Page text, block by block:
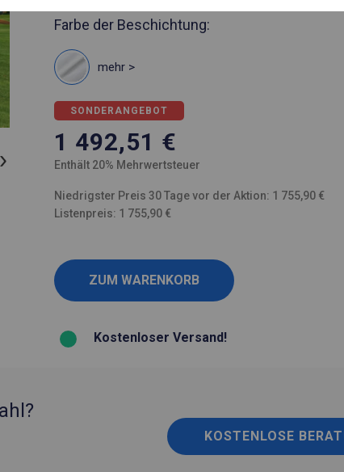
Farbe der Beschichtung:
mehr >
SONDERANGEBOT
1 492,51 €
Enthält 20% Mehrwertsteuer
Niedrigster Preis 30 Tage vor der Aktion: 1 755,90 €
Listenpreis: 1 755,90 €
Kostenloser Versand!
KOSTENLOSE